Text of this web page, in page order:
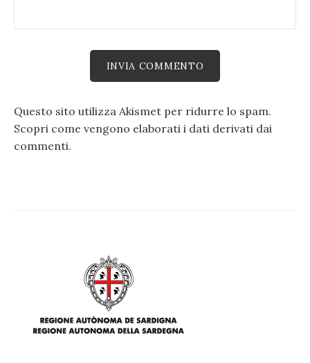
Questo sito utilizza Akismet per ridurre lo spam.
Scopri come vengono elaborati i dati derivati dai
commenti.